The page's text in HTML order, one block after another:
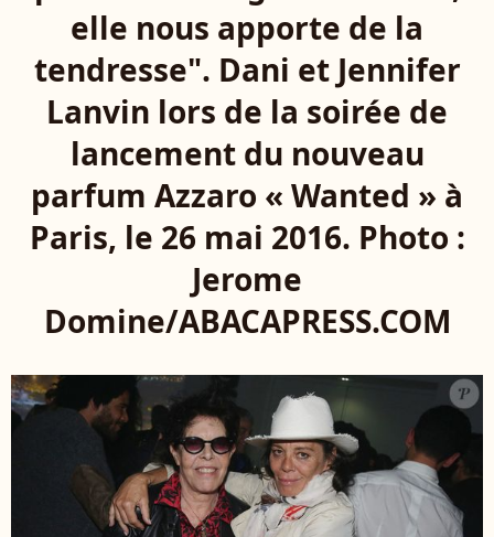
elle nous apporte de la
tendresse". Dani et Jennifer
Lanvin lors de la soirée de
lancement du nouveau
parfum Azzaro « Wanted » à
Paris, le 26 mai 2016. Photo :
Jerome
Domine/ABACAPRESS.COM